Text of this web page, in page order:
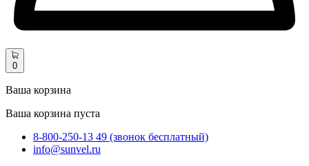
0
Ваша корзина
Ваша корзина пуста
8-800-250-13 49 (звонок бесплатный)
info@sunvel.ru